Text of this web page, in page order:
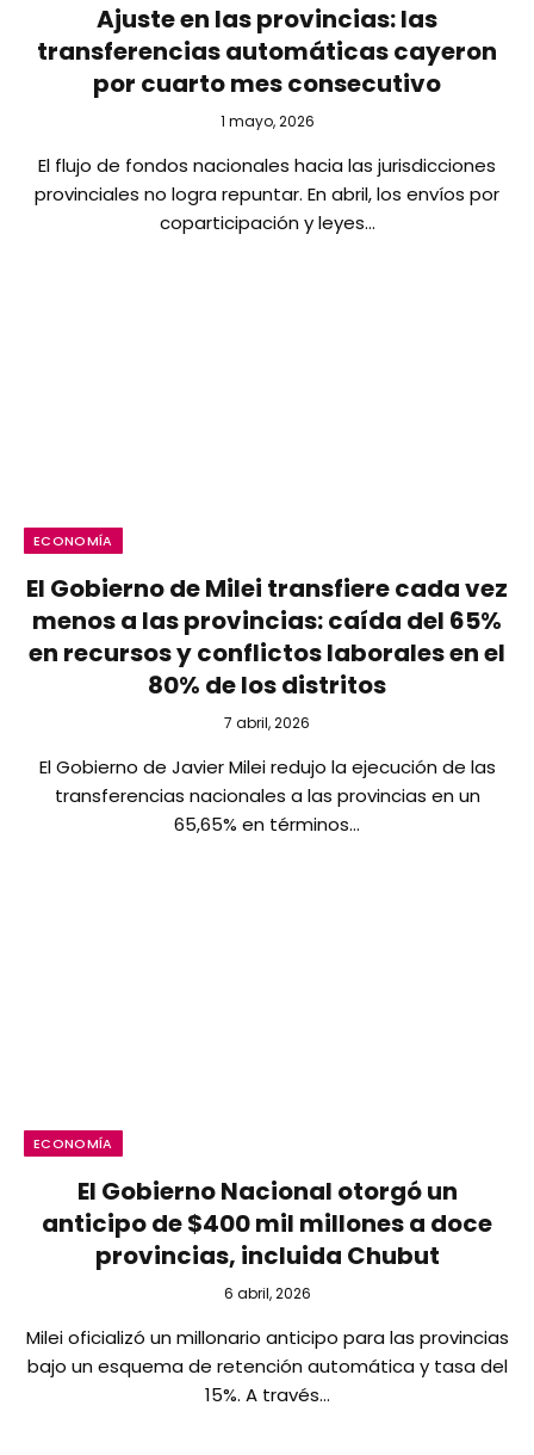
Ajuste en las provincias: las
transferencias automáticas cayeron
por cuarto mes consecutivo
1 mayo, 2026
El flujo de fondos nacionales hacia las jurisdicciones
provinciales no logra repuntar. En abril, los envíos por
coparticipación y leyes…
ECONOMÍA
El Gobierno de Milei transfiere cada vez
menos a las provincias: caída del 65%
en recursos y conflictos laborales en el
80% de los distritos
7 abril, 2026
El Gobierno de Javier Milei redujo la ejecución de las
transferencias nacionales a las provincias en un
65,65% en términos…
ECONOMÍA
El Gobierno Nacional otorgó un
anticipo de $400 mil millones a doce
provincias, incluida Chubut
6 abril, 2026
Milei oficializó un millonario anticipo para las provincias
bajo un esquema de retención automática y tasa del
15%. A través…